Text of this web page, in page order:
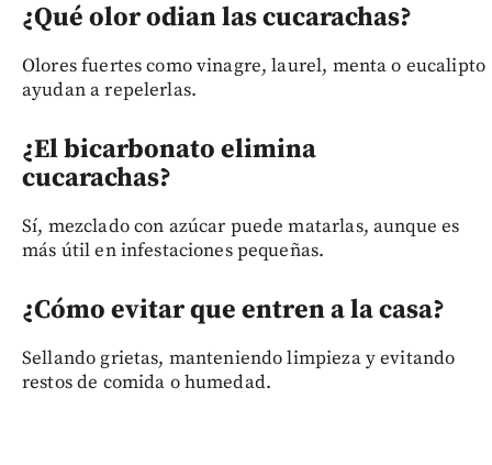
¿Qué olor odian las cucarachas?
Olores fuertes como vinagre, laurel, menta o eucalipto
ayudan a repelerlas.
¿El bicarbonato elimina
cucarachas?
Sí, mezclado con azúcar puede matarlas, aunque es
más útil en infestaciones pequeñas.
¿Cómo evitar que entren a la casa?
Sellando grietas, manteniendo limpieza y evitando
restos de comida o humedad.